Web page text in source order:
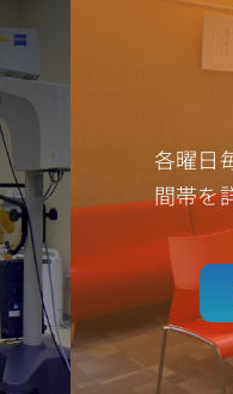
各曜日
間帯を